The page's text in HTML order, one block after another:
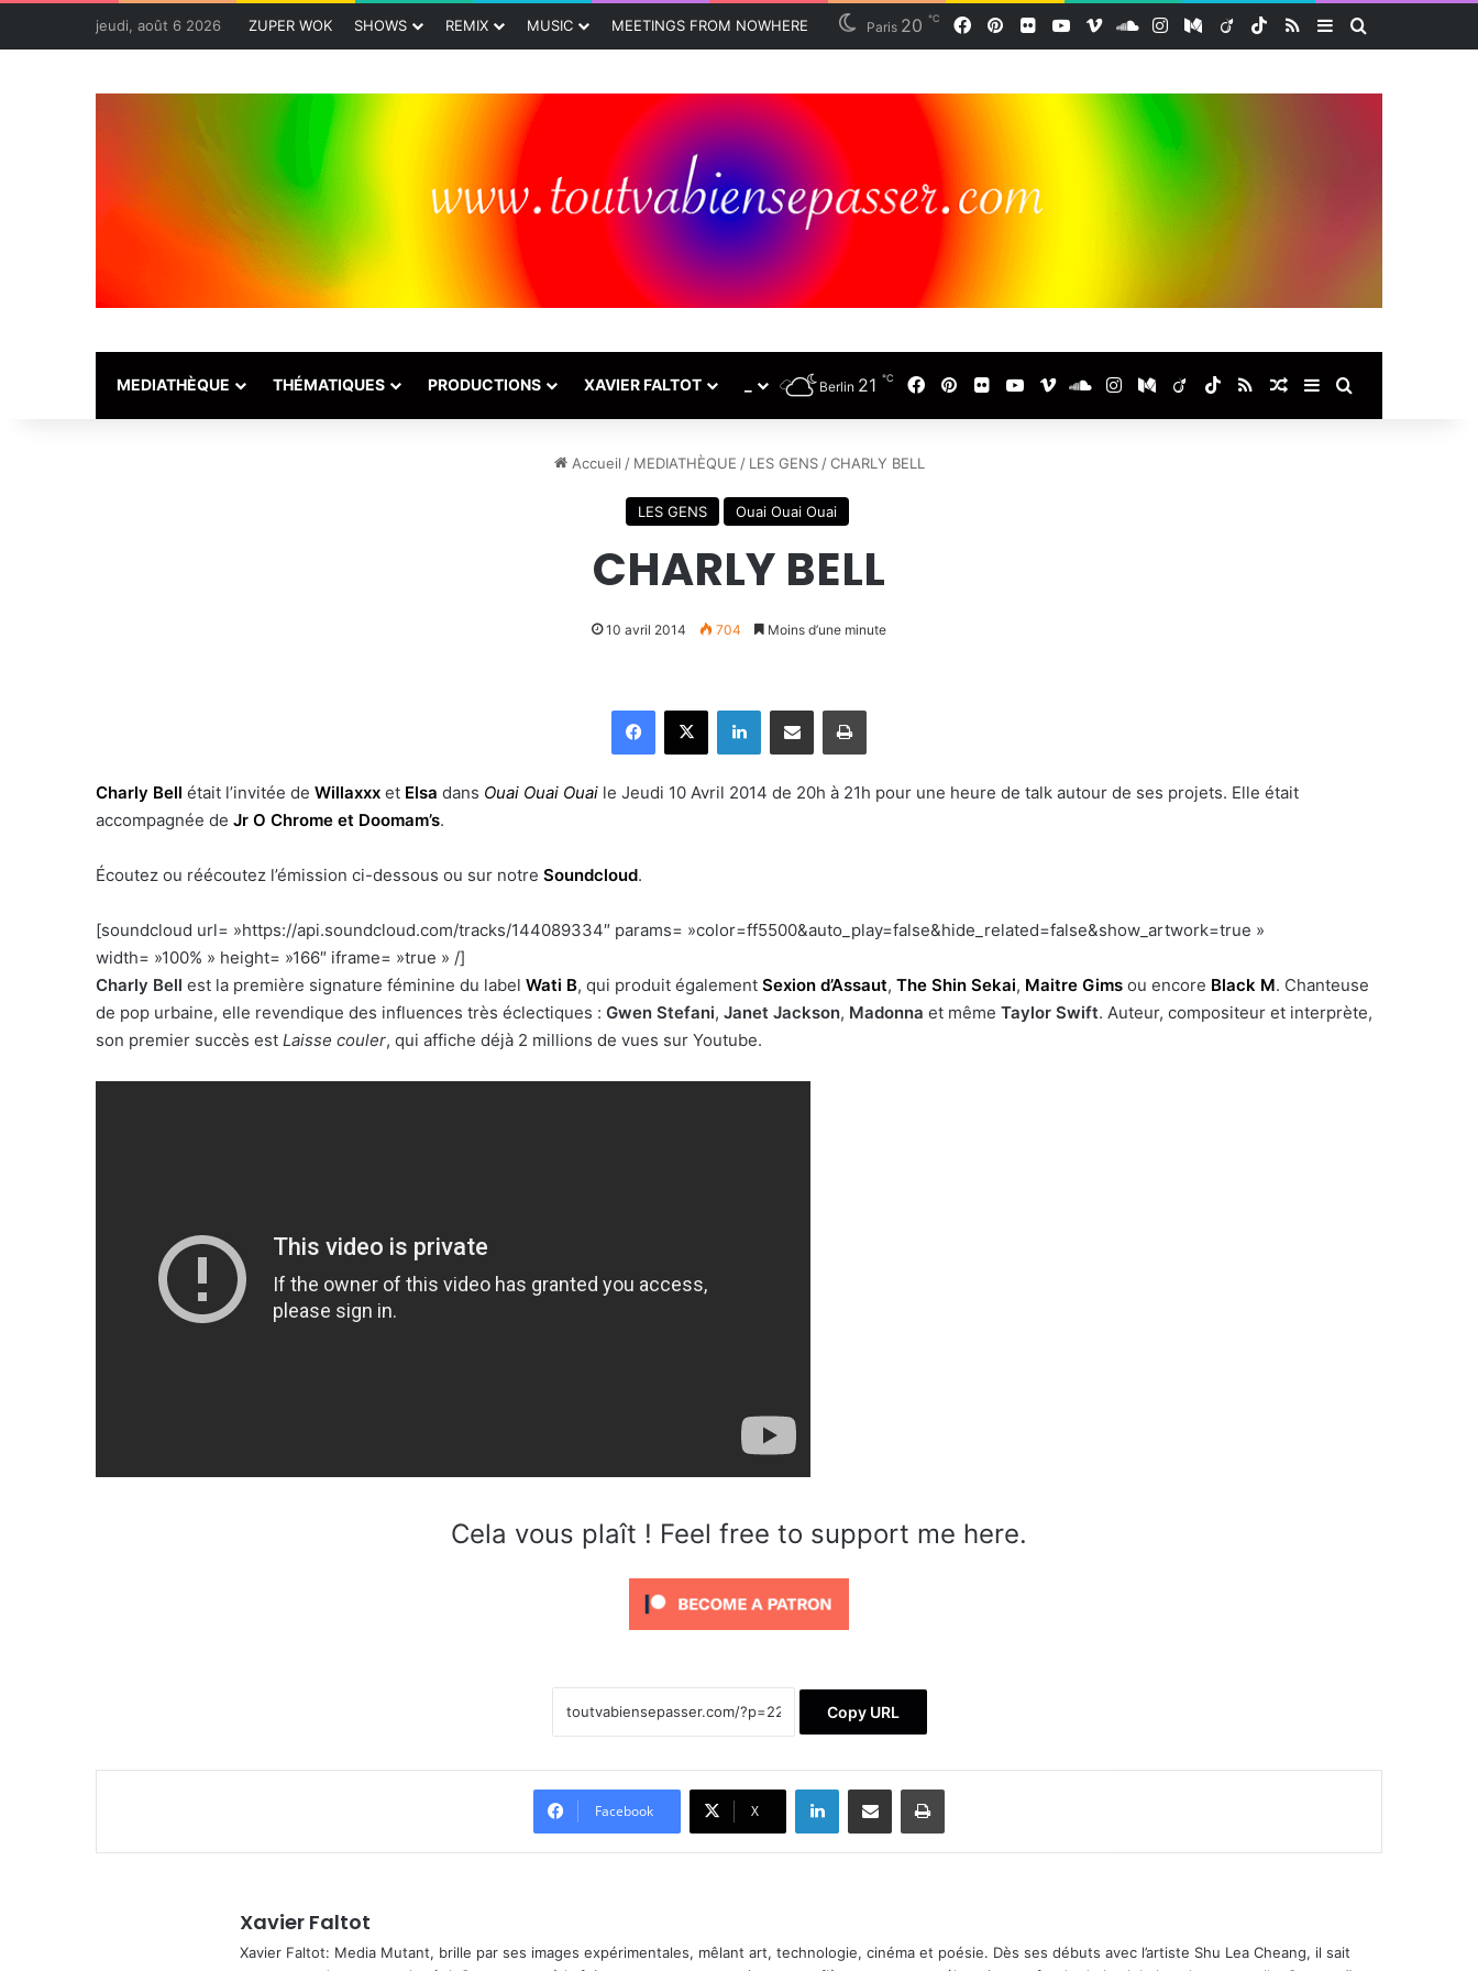
jeudi, août 6 2026 ZUPER WOK SHOWS REMIX MUSIC MEETINGS FROM NOWHERE Paris 20 ℃ Facebook
Pinterest
Flickr YouTube
VimeoSoundCloud
InstagramMedium
ViadeoTikTok
RSS Sidebar (barre
MEDIATHÈQUE THÉMATIQUES PRODUCTIONS XAVIER FALTOT Berlin 21 ℃ Facebook
Pinterest
FlickrYouTube
VimeoSoundCloud
Instagram
Medium
ViadeoTikTokRSSArticle Aléatoire
Sidebar (barre
Accueil / MEDIATHÈQUE / LES GENS / CHARLY BELL
LES GENS Ouai Ouai Ouai
CHARLY BELL
10 avril 2014 704 Moins d’une minute
Charly Bell était l’invitée de Willaxxx et Elsa dans Ouai Ouai Ouai le Jeudi 10 Avril 2014 de 20h à 21h pour une heure de talk autour de ses projets. Elle était
accompagnée de Jr O Chrome et Doomam’s.
Écoutez ou réécoutez l’émission ci-dessous ou sur notre Soundcloud.
[soundcloud url= »https://api.soundcloud.com/tracks/144089334″ params= »color=ff5500&auto_play=false&hide_related=false&show_artwork=true »
width= »100% » height= »166″ iframe= »true » /]
Charly Bell est la première signature féminine du label Wati B, qui produit également Sexion d’Assaut, The Shin Sekai, Maitre Gims ou encore Black M. Chanteuse
de pop urbaine, elle revendique des influences très éclectiques : Gwen Stefani, Janet Jackson, Madonna et même Taylor Swift. Auteur, compositeur et interprète,
son premier succès est Laisse couler, qui affiche déjà 2 millions de vues sur Youtube.
Cela vous plaît ! Feel free to support me here.
Copy URL
Facebook X
Xavier Faltot
Xavier Faltot: Media Mutant, brille par ses images expérimentales, mêlant art, technologie, cinéma et poésie. Dès ses débuts avec l’artiste Shu Lea Cheang, il sait